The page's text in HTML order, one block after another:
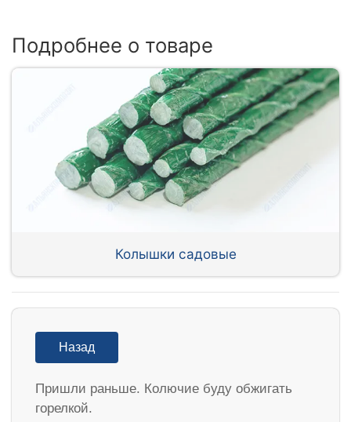
Подробнее о товаре
Колышки садовые
Назад
Пришли раньше. Колючие буду обжигать
горелкой.